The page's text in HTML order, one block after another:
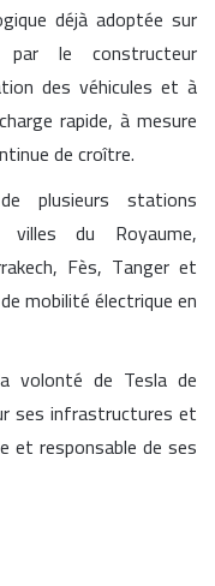
déjà adoptée sur
par le constructeur
des véhicules et à
rapide, à mesure
de croître.
plusieurs stations
villes du Royaume,
Fès, Tanger et
mobilité électrique en
volonté de Tesla de
ses infrastructures et
et responsable de ses